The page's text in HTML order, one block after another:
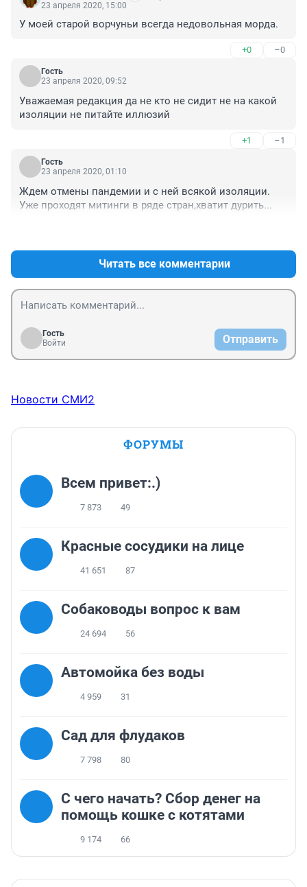
23 апреля 2020, 15:00
У моей старой ворчуньи всегда недовольная морда.
+0 –0
Гость
23 апреля 2020, 09:52
Уважаемая редакция да не кто не сидит не на какой
изоляции не питайте иллюзий
+1 –1
Гость
23 апреля 2020, 01:10
Ждем отмены пандемии и с ней всякой изоляции.
Уже проходят митинги в ряде стран,хватит дурить...
Читать все комментарии
Гость
Войти
Отправить
Новости СМИ2
ФОРУМЫ
Всем привет:.)
7 873 49
Красные сосудики на лице
41 651 87
Собаководы вопрос к вам
24 694 56
Автомойка без воды
4 959 31
Сад для флудаков
7 798 80
С чего начать? Сбор денег на
помощь кошке с котятами
9 174 66